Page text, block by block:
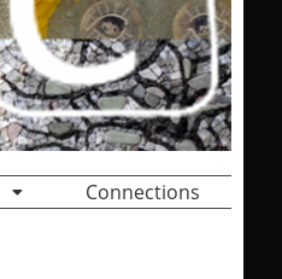
Connections